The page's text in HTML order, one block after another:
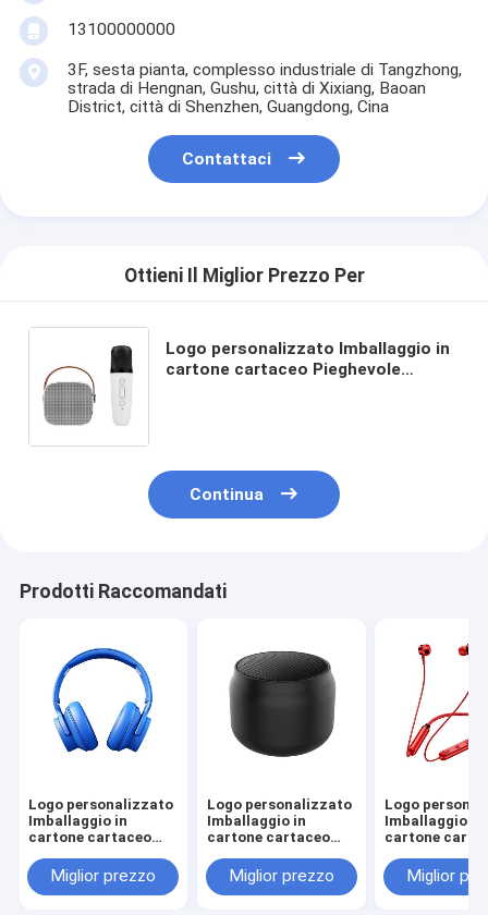
13100000000
3F, sesta pianta, complesso industriale di Tangzhong,
strada di Hengnan, Gushu, città di Xixiang, Baoan
District, città di Shenzhen, Guangdong, Cina
Contattaci
Ottieni Il Miglior Prezzo Per
Logo personalizzato Imballaggio in
cartone cartaceo Pieghevole
Continua
Prodotti Raccomandati
Logo personalizzato
Imballaggio in
cartone cartaceo
Nero / Oro rosa
Luxury Magnetic
Miglior prezzo
Logo personalizzato
Imballaggio in
cartone cartaceo
Nero / Oro rosa
Luxury Magnetic
Miglior prezzo
Logo
Imballaggio in
cartone
Nero / Oro
Luxury
Miglior